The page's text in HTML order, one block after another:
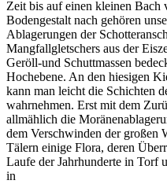
Zeit bis auf einen kleinen Bach
Bodengestalt nach gehören
Ablagerungen der
Mangfallgletschers aus der
Geröll-und Schuttmassen
Hochebene. An den hiesigen
kann man leicht die Schichten
wahrnehmen. Erst mit dem
allmählich die
dem Verschwinden der großen
Tälern einige Flora, deren
Laufe der Jahrhunderte in Torf
in